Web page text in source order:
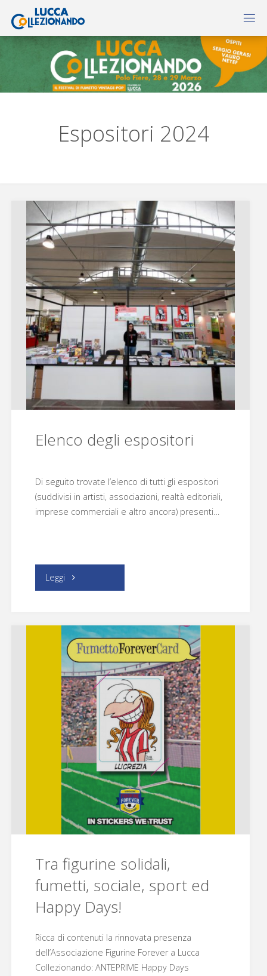
Espositori 2024
Elenco degli espositori
Di seguito trovate l’elenco di tutti gli espositori
(suddivisi in artisti, associazioni, realtà editoriali,
imprese commerciali e altro ancora) presenti…
Leggi "Elenco
espositori"
Tra figurine solidali,
fumetti, sociale, sport ed
Happy Days!
Ricca di contenuti la rinnovata presenza
dell’Associazione Figurine Forever a Lucca
Collezionando: ANTEPRIME Happy Days